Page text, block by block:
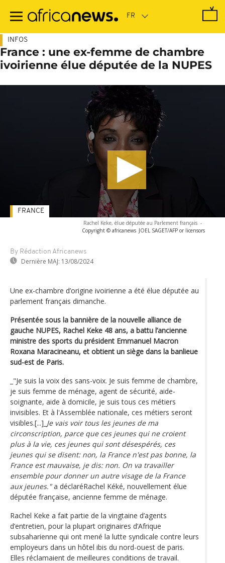
contenu
INFOS
France : une ex-femme de chambre
ivoirienne élue députée de la NUPES
Rachel Keke, élue députée au Parlement français -
Copyright © africanews JOEL SAGET/AFP or licensors
By Rédaction Africanews
Dernière MAJ: 13/08/2024
FRANCE
Une ex-chambre d’origine ivoirienne a été élue députée au
parlement français dimanche.
Présentée sous la bannière de la nouvelle alliance de
gauche NUPES, Rachel Keke 48 ans, a battu l’ancienne
ministre des sports du président Emmanuel Macron
Roxana Maracineanu, et obtient un siège dans la banlieue
sud-est de Paris.
_"Je suis la voix des sans-voix. Je suis femme de chambre,
je suis femme de ménage, agent de sécurité, aide-
soignante, aide à domicile, je suis tous ces métiers
invisibles. Et à l'Assemblée nationale, ces métiers seront
visibles.[...]_ Je vais voir tous les jeunes de ma
circonscription, parce que ces jeunes qui ne croient
plus à la vie, ces jeunes qui sont désespérés, ces
jeunes qui se disent: non, la France n'est pas bonne, la
France est mauvaise, je dis: non. On va travailler
ensemble pour donner un autre visage de la France
aux jeunes."a déclaréRachel Kéké, nouvellement élue
députée française, ancienne femme de ménage.
Rachel Keke a fait partie de la vingtaine d’agents
d’entretien, pour la plupart originaires d’Afrique
subsaharienne qui ont mené la lutte syndicale contre leurs
employeurs dans un hôtel ibis du nord-ouest de paris.
Elles réclamaient de meilleures conditions de travail.